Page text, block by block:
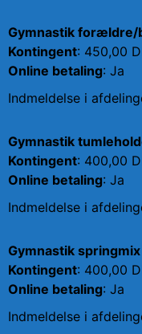
Gymnastik forældre/
Kontingent: 450,00
Online betaling: Ja
Indmeldelse i
Gymnastik
Kontingent: 400,00
Online betaling: Ja
Indmeldelse i
Gymnastik
Kontingent: 400,00
Online betaling: Ja
Indmeldelse i